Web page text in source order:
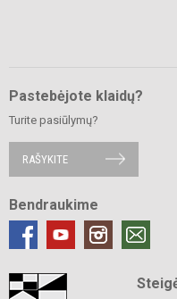
Pastebėjote klaidų?
Turite pasiūlymų?
RAŠYKITE
Bendraukime